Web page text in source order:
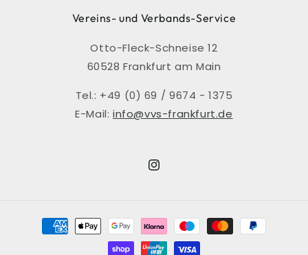
Vereins- und Verbands-Service
Otto-Fleck-Schneise 12
60528 Frankfurt am Main
Tel.: +49 (0) 69 / 9674 - 1375
E-Mail:info@vvs-frankfurt.de
Instagram
Zahlungsmethoden